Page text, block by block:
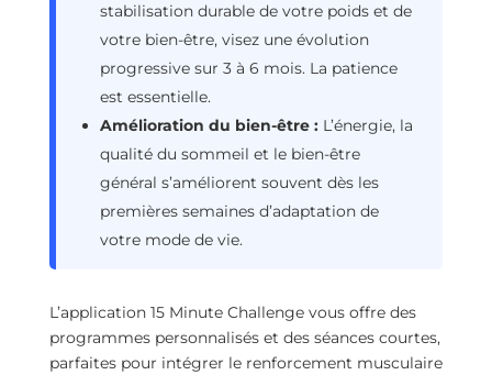
stabilisation durable de votre poids et de
votre bien-être, visez une évolution
progressive sur 3 à 6 mois. La patience
est essentielle.
Amélioration du bien-être :L’énergie, la
qualité du sommeil et le bien-être
général s’améliorent souvent dès les
premières semaines d’adaptation de
votre mode de vie.
L’application 15 Minute Challenge vous offre des
programmes personnalisés et des séances courtes,
parfaites pour intégrer le renforcement musculaire